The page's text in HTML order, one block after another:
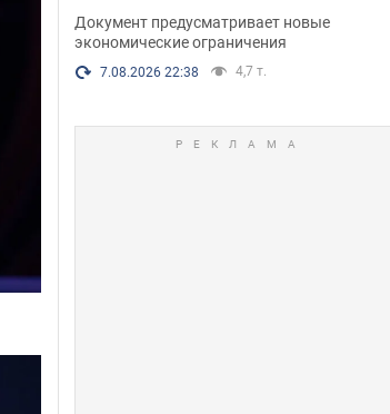
Документ предусматривает новые
экономические ограничения
7.08.2026 22:38 4,7 т.